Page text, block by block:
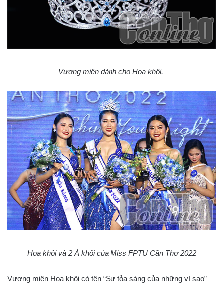
Vương miện dành cho Hoa khôi.
Hoa khôi và 2 Á khôi của Miss FPTU Cần Thơ 2022​
Vương miện Hoa khôi có tên “Sự tỏa sáng của những vì sao”